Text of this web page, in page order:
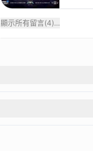
顯示所有留言(4)...